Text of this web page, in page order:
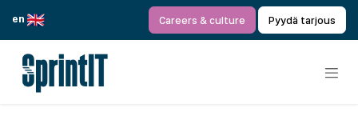
en
Careers & culture Pyydä tarjous